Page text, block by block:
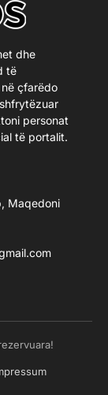
dhe
të
çfarëdo
personat
të portalit.
Maqedoni